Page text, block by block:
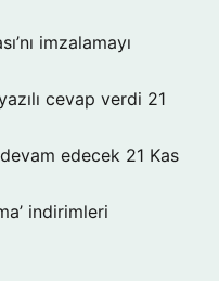
imzalamayı
cevap verdi 21
edecek 21 Kas
indirimleri